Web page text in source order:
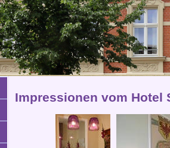
Impressionen vom Hotel